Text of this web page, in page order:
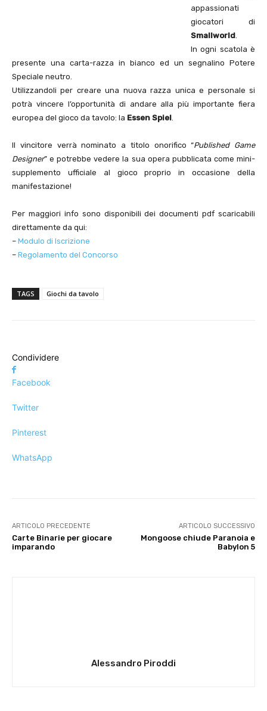
appassionati
giocatori di
Smallworld.
In ogni scatola è
presente una carta-razza in bianco ed un segnalino Potere
Speciale neutro.
Utilizzandoli per creare una nuova razza unica e personale si
potrà vincere l’opportunità di andare alla più importante fiera
europea del gioco da tavolo: la Essen Spiel.
Il vincitore verrà nominato a titolo onorifico “Published Game
Designer” e potrebbe vedere la sua opera pubblicata come mini-
supplemento ufficiale al gioco proprio in occasione della
manifestazione!
Per maggiori info sono disponibili dei documenti pdf scaricabili
direttamente da qui:
– Modulo di Iscrizione
– Regolamento del Concorso
TAGS Giochi da tavolo
Condividere
Facebook
Twitter
Pinterest
WhatsApp
ARTICOLO PRECEDENTE
Carte Binarie per giocare
imparando
ARTICOLO SUCCESSIVO
Mongoose chiude Paranoia e
Babylon 5
Alessandro Piroddi